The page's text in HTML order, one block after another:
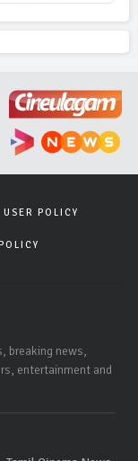
USER POLICY
breaking news,
entertainment and